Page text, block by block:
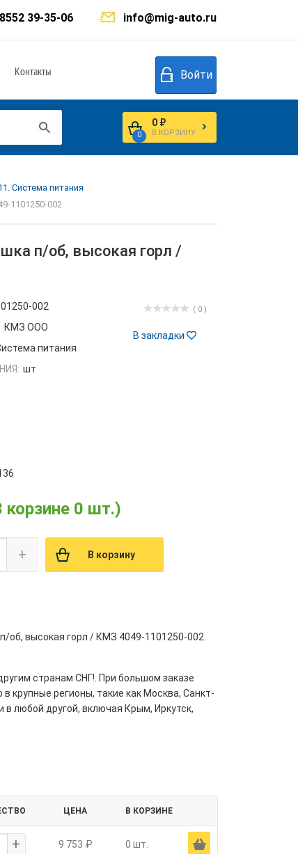
info@mig-auto.ru
39-35-06
Контакты Войти
0
0 ₽
В КОРЗИНУ
Система питания
1101250-002
п/об, высокая горл /
( 0 )
В закладки
002
КМЗ ООО
питания
шт
корзине 0 шт.)
+ В корзину
об, высокая горл / КМЗ 4049-1101250-002.
странам СНГ!. При большом заказе
крупные регионы, такие как Москва, Санкт-
в любой другой, включая Крым, Иркутск,
ЦЕНА В КОРЗИНЕ
+ 9 753 ₽ 0 шт. Ä